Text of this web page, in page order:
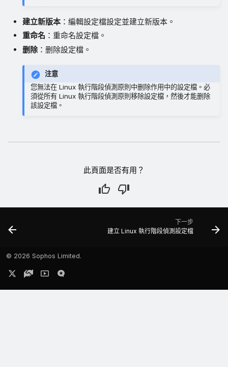
建立新版本 ：編輯設定檔設定並建立新版本。
重命名 ：重命名設定檔。
删除：删除設定檔。
注意
您無法在 Linux 執行階段偵測原則中删除作用中的設定檔。必
須從所有 Linux 執行階段偵測原則移除設定檔，然後才能删除
該設定檔。
此頁面是否有用？
下一步
建立 Linux 執行階段偵測設定檔
© 2026 Sophos Limited.